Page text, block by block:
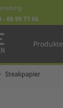
88 99 77 66
Produkte
Steakpapier